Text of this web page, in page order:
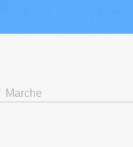
I Delfini
Condizioni
Marche